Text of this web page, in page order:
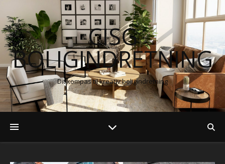
CISG
BOLIGINDRETNING
Dit kompas til kreativ boligindretning